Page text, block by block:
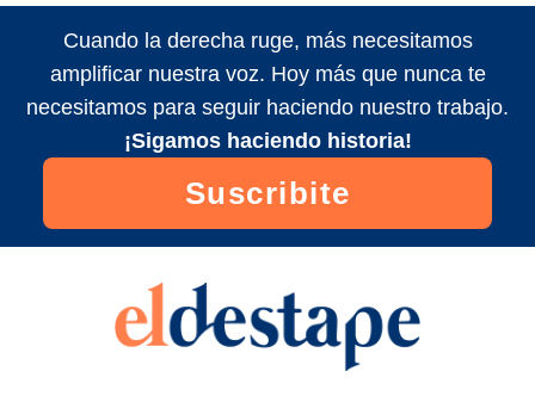
Cuando la derecha ruge, más necesitamos
amplificar nuestra voz. Hoy más que nunca te
necesitamos para seguir haciendo nuestro trabajo.
¡Sigamos haciendo historia!
Suscribite